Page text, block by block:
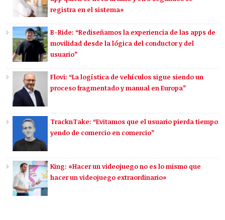
registra en el sistema»
B-Ride: “Rediseñamos la experiencia de las apps de
movilidad desde la lógica del conductor y del
usuario”
Flovi: “La logística de vehículos sigue siendo un
proceso fragmentado y manual en Europa”
TracknTake: “Evitamos que el usuario pierda tiempo
yendo de comercio en comercio”
King: «Hacer un videojuego no es lo mismo que
hacer un videojuego extraordinario»